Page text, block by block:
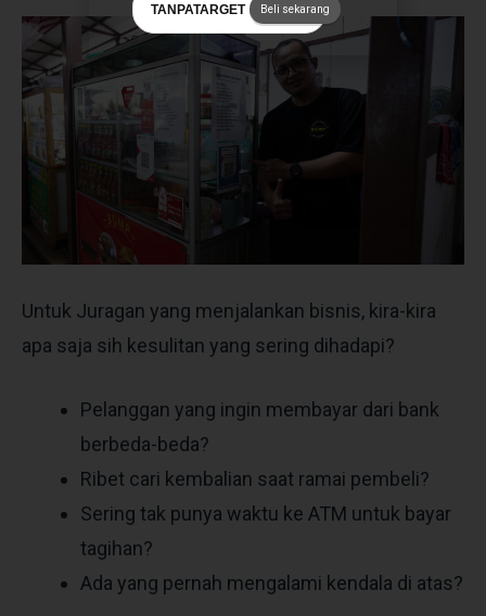
Untuk Juragan yang menjalankan bisnis, kira-kira
apa saja sih kesulitan yang sering dihadapi?
Pelanggan yang ingin membayar dari bank
berbeda-beda?
Ribet cari kembalian saat ramai pembeli?
Sering tak punya waktu ke ATM untuk bayar
tagihan?
Ada yang pernah mengalami kendala di atas?
TANPATARGET Beli sekarang